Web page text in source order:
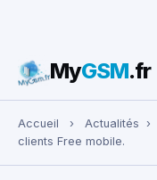
Rechercher :
MyGSM.fr
Accueil › Actualités ›
clients Free mobile.